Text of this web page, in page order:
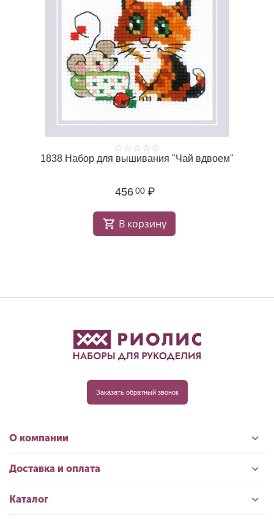
1838 Набор для вышивания "Чай вдвоем"
456 00 ₽
В корзину
Заказать обратный звонок
О компании
Доставка и оплата
Каталог